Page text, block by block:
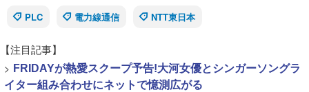
PLC
電力線通信 NTT東日本
【注目記事】
> FRIDAYが熱愛スクープ予告!大河女優とシンガーソングラ
イター組み合わせにネットで憶測広がる